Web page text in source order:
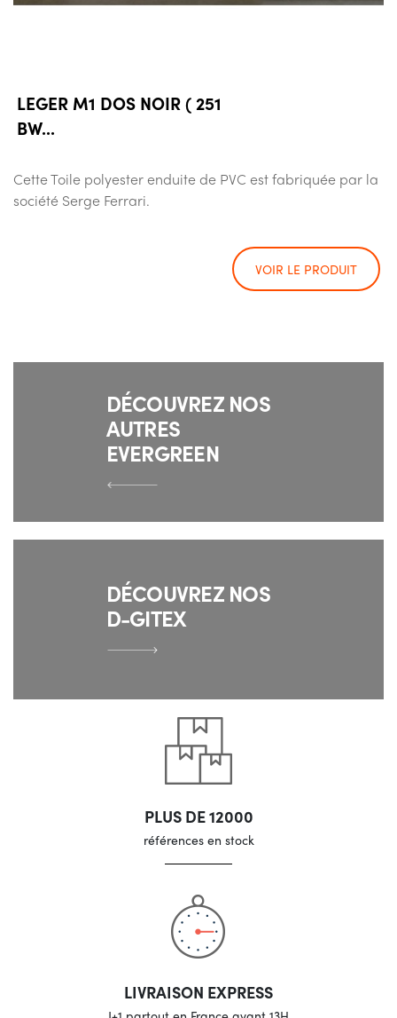
LEGER M1 DOS NOIR ( 251
BW...
Cette Toile polyester enduite de PVC est fabriquée par la
société Serge Ferrari.
VOIR LE PRODUIT
DÉCOUVREZ NOS
AUTRES
EVERGREEN
DÉCOUVREZ NOS
D-GITEX
PLUS DE 12000
références en stock
LIVRAISON EXPRESS